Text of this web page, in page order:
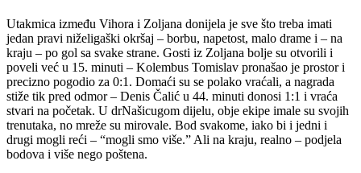
Utakmica između Vihora i Zoljana donijela je sve što treba imati
jedan pravi niželigaški okršaj – borbu, napetost, malo drame i – na
kraju – po gol sa svake strane. Gosti iz Zoljana bolje su otvorili i
poveli već u 15. minuti – Kolembus Tomislav pronašao je prostor i
precizno pogodio za 0:1. Domaći su se polako vraćali, a nagrada
stiže tik pred odmor – Denis Čalić u 44. minuti donosi 1:1 i vraća
stvari na početak. U drNašicugom dijelu, obje ekipe imale su svojih
trenutaka, no mreže su mirovale. Bod svakome, iako bi i jedni i
drugi mogli reći – “mogli smo više.” Ali na kraju, realno – podjela
bodova i više nego poštena.